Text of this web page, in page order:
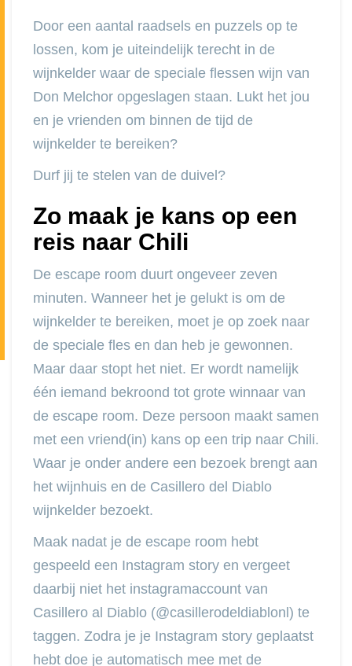
Door een aantal raadsels en puzzels op te
lossen, kom je uiteindelijk terecht in de
wijnkelder waar de speciale flessen wijn van
Don Melchor opgeslagen staan. Lukt het jou
en je vrienden om binnen de tijd de
wijnkelder te bereiken?
Durf jij te stelen van de duivel?
Zo maak je kans op een
reis naar Chili
De escape room duurt ongeveer zeven
minuten. Wanneer het je gelukt is om de
wijnkelder te bereiken, moet je op zoek naar
de speciale fles en dan heb je gewonnen.
Maar daar stopt het niet. Er wordt namelijk
één iemand bekroond tot grote winnaar van
de escape room. Deze persoon maakt samen
met een vriend(in) kans op een trip naar Chili.
Waar je onder andere een bezoek brengt aan
het wijnhuis en de Casillero del Diablo
wijnkelder bezoekt.
Maak nadat je de escape room hebt
gespeeld een Instagram story en vergeet
daarbij niet het instagramaccount van
Casillero al Diablo (@casillerodeldiablonl) te
taggen. Zodra je je Instagram story geplaatst
hebt doe je automatisch mee met de